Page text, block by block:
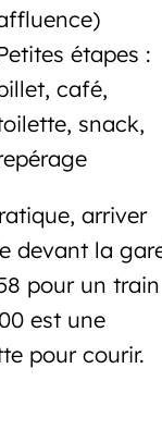
étapes :
café,
snack,
arriver
devant la
pour un train
est une
pour courir.